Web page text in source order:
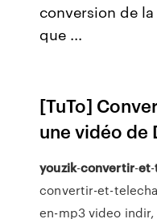
conversion de
que ...
[TuTo]
une vidéo de
youzik-convertir-et-
convertir-et-
en-mp3 video